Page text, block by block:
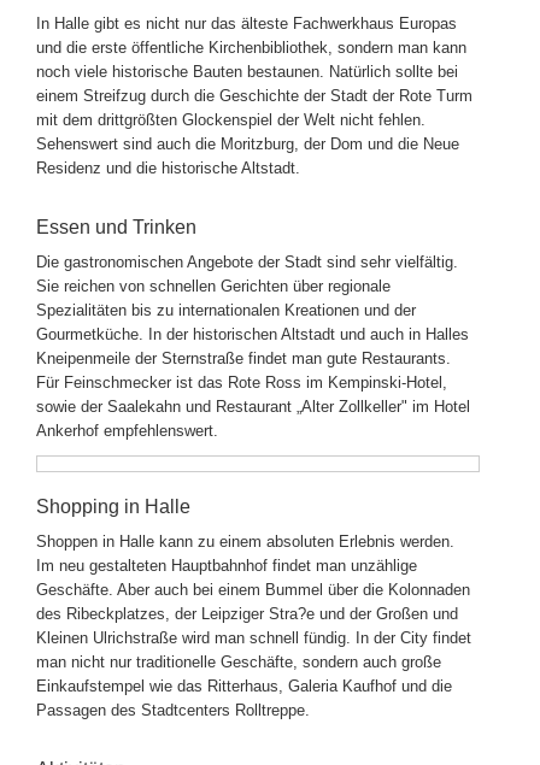
In Halle gibt es nicht nur das älteste Fachwerkhaus Europas
und die erste öffentliche Kirchenbibliothek, sondern man kann
noch viele historische Bauten bestaunen. Natürlich sollte bei
einem Streifzug durch die Geschichte der Stadt der Rote Turm
mit dem drittgrößten Glockenspiel der Welt nicht fehlen.
Sehenswert sind auch die Moritzburg, der Dom und die Neue
Residenz und die historische Altstadt.
Essen und Trinken
Die gastronomischen Angebote der Stadt sind sehr vielfältig.
Sie reichen von schnellen Gerichten über regionale
Spezialitäten bis zu internationalen Kreationen und der
Gourmetküche. In der historischen Altstadt und auch in Halles
Kneipenmeile der Sternstraße findet man gute Restaurants.
Für Feinschmecker ist das Rote Ross im Kempinski-Hotel,
sowie der Saalekahn und Restaurant „Alter Zollkeller" im Hotel
Ankerhof empfehlenswert.
Shopping in Halle
Shoppen in Halle kann zu einem absoluten Erlebnis werden.
Im neu gestalteten Hauptbahnhof findet man unzählige
Geschäfte. Aber auch bei einem Bummel über die Kolonnaden
des Ribeckplatzes, der Leipziger Stra?e und der Großen und
Kleinen Ulrichstraße wird man schnell fündig. In der City findet
man nicht nur traditionelle Geschäfte, sondern auch große
Einkaufstempel wie das Ritterhaus, Galeria Kaufhof und die
Passagen des Stadtcenters Rolltreppe.